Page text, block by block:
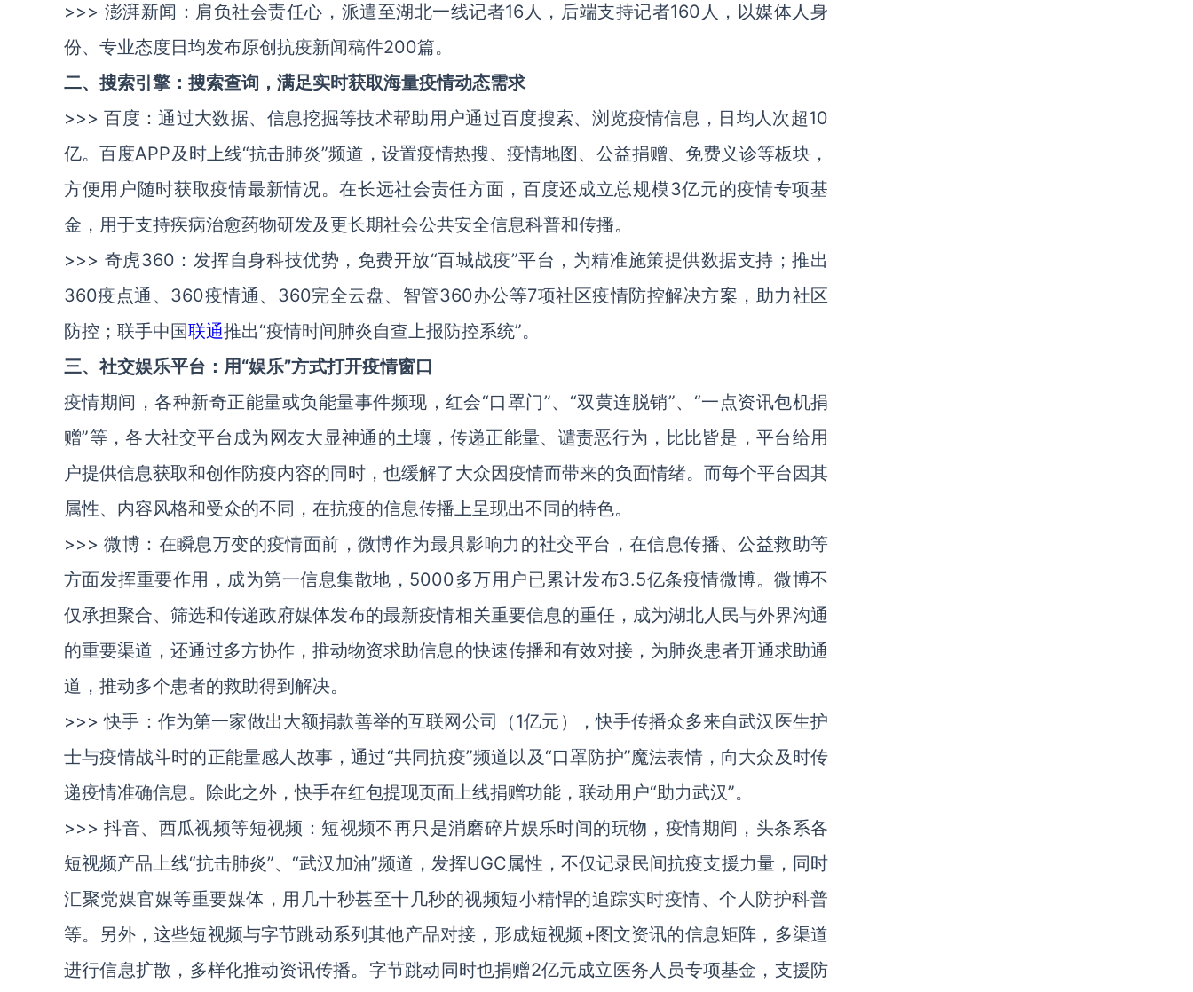
>>> 澎湃新闻 ：肩负社会责任心，派遣至湖北一线记者16人，后端支持记者160人，以媒体人身
份、专业态度日均发布原创抗疫新闻稿件200篇。
二、搜索引擎：搜索查询，满足实时获取海量疫情动态需求
>>>百度 ：通过大数据、信息挖掘等技术帮助用户通过百度搜索、浏览疫情信息，日均人次超10
亿。百度APP及时上线“抗击肺炎”频道，设置疫情热搜、疫情地图、公益捐赠、免费义诊等板块，
方便用户随时获取疫情最新情况。在长远社会责任方面，百度还成立总规模3亿元的疫情专项基
金，用于支持疾病治愈药物研发及更长期社会公共安全信息科普和传播。
>>> 奇虎360 ：发挥自身科技优势，免费开放“百城战疫”平台，为精准施策提供数据支持；推出
360疫点通、360疫情通、360完全云盘、智管360办公等7项社区疫情防控解决方案，助力社区
防控；联手中国联通推出“疫情时间肺炎自查上报防控系统”。
三、社交娱乐平台：用“娱乐”方式打开疫情窗口
疫情期间，各种新奇正能量或负能量事件频现，红会“口罩门”、“双黄连脱销”、“一点资讯包机捐
赠”等，各大社交平台成为网友大显神通的土壤，传递正能量、谴责恶行为，比比皆是，平台给用
户提供信息获取和创作防疫内容的同时，也缓解了大众因疫情而带来的负面情绪。而每个平台因其
属性、内容风格和受众的不同，在抗疫的信息传播上呈现出不同的特色。
>>>微博 ：在瞬息万变的疫情面前，微博作为最具影响力的社交平台，在信息传播、公益救助等
方面发挥重要作用，成为第一信息集散地，5000多万用户已累计发布3.5亿条疫情微博。微博不
仅承担聚合、筛选和传递政府媒体发布的最新疫情相关重要信息的重任，成为湖北人民与外界沟通
的重要渠道，还通过多方协作，推动物资求助信息的快速传播和有效对接，为肺炎患者开通求助通
道，推动多个患者的救助得到解决。
>>>快手 ：作为第一家做出大额捐款善举的互联网公司（1亿元），快手传播众多来自武汉医生护
士与疫情战斗时的正能量感人故事，通过“共同抗疫”频道以及“口罩防护”魔法表情，向大众及时传
递疫情准确信息。除此之外，快手在红包提现页面上线捐赠功能，联动用户“助力武汉”。
>>>抖音、西瓜视频等短视频 ：短视频不再只是消磨碎片娱乐时间的玩物，疫情期间，头条系各
短视频产品上线“抗击肺炎”、“武汉加油”频道，发挥UGC属性，不仅记录民间抗疫支援力量，同时
汇聚党媒官媒等重要媒体，用几十秒甚至十几秒的视频短小精悍的追踪实时疫情、个人防护科普
等。另外，这些短视频与字节跳动系列其他产品对接，形成短视频+图文资讯的信息矩阵，多渠道
进行信息扩散，多样化推动资讯传播。字节跳动同时也捐赠2亿元成立医务人员专项基金，支援防